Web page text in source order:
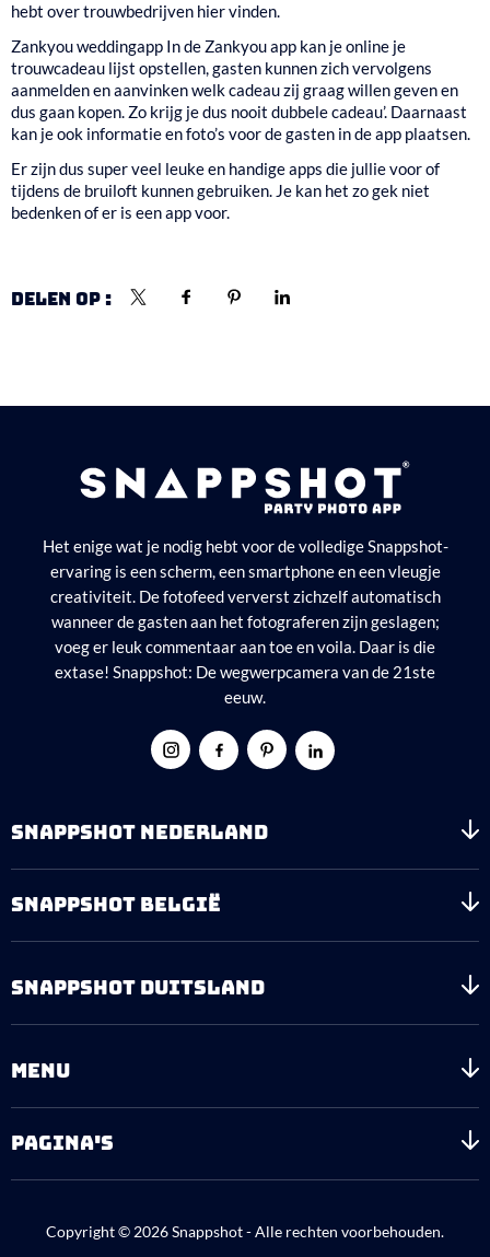
hebt over trouwbedrijven hier vinden.
Zankyou weddingapp In de Zankyou app kan je online je
trouwcadeau lijst opstellen, gasten kunnen zich vervolgens
aanmelden en aanvinken welk cadeau zij graag willen geven en
dus gaan kopen. Zo krijg je dus nooit dubbele cadeau’. Daarnaast
kan je ook informatie en foto’s voor de gasten in de app plaatsen.
Er zijn dus super veel leuke en handige apps die jullie voor of
tijdens de bruiloft kunnen gebruiken. Je kan het zo gek niet
bedenken of er is een app voor.
DELEN OP :
Het enige wat je nodig hebt voor de volledige Snappshot-
ervaring is een scherm, een smartphone en een vleugje
creativiteit. De fotofeed ververst zichzelf automatisch
wanneer de gasten aan het fotograferen zijn geslagen;
voeg er leuk commentaar aan toe en voila. Daar is die
extase! Snappshot: De wegwerpcamera van de 21ste
eeuw.
SNAPPSHOT NEDERLAND
SNAPPSHOT BELGIË
SNAPPSHOT DUITSLAND
MENU
PAGINA'S
Copyright © 2026 Snappshot - Alle rechten voorbehouden.